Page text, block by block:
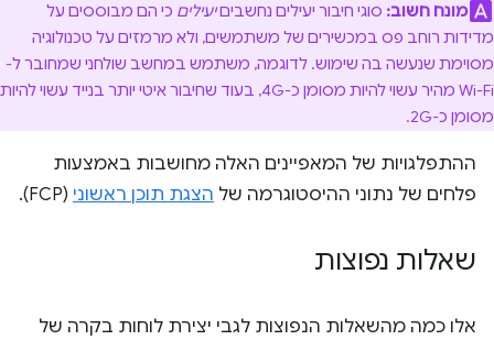
מונח חשוב: סוגי חיבור יעילים נחשביםיעילים כי הם מבוססים על
מדידות רוחב פס במכשירים של משתמשים, ולא מרמזים על טכנולוגיה
מסוימת שנעשה בה שימוש. לדוגמה, משתמש במחשב שולחני שמחובר ל-
Wi-Fi מהיר עשוי להיות מסומן כ-4G, בעוד שחיבור איטי יותר בנייד עשוי להיות
מסומן כ-2G.
ההתפלגויות של המאפיינים האלה מחושבות באמצעות
פלחים של נתוני ההיסטוגרמה של הצגת תוכן ראשוני (FCP).
שאלות נפוצות
אלו כמה מהשאלות הנפוצות לגבי יצירת לוחות בקרה של